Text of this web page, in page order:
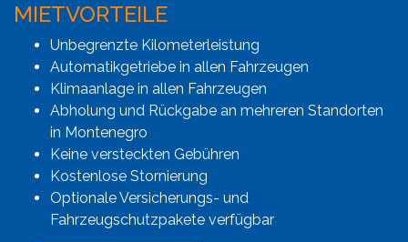
MIETVORTEILE
Unbegrenzte Kilometerleistung
Automatikgetriebe in allen Fahrzeugen
Klimaanlage in allen Fahrzeugen
Abholung und Rückgabe an mehreren Standorten
in Montenegro
Keine versteckten Gebühren
Kostenlose Stornierung
Optionale Versicherungs- und
Fahrzeugschutzpakete verfügbar